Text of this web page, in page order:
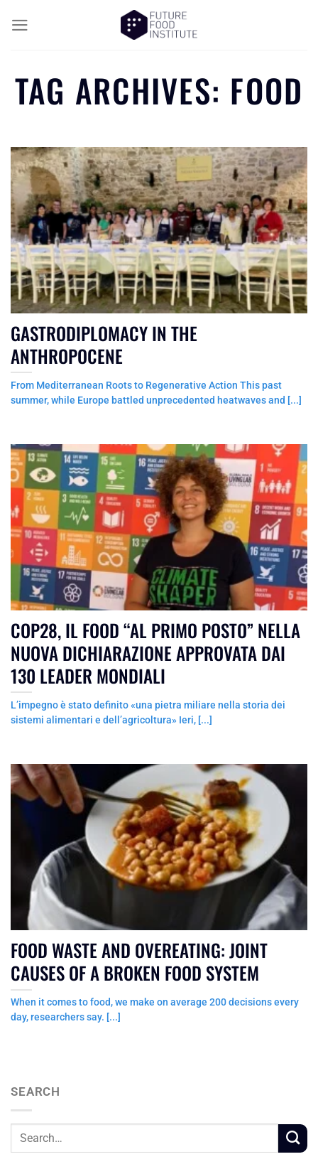
TAG ARCHIVES: FOOD
GASTRODIPLOMACY IN THE
ANTHROPOCENE
From Mediterranean Roots to Regenerative Action This past
summer, while Europe battled unprecedented heatwaves and [...]
COP28, IL FOOD “AL PRIMO POSTO” NELLA
NUOVA DICHIARAZIONE APPROVATA DAI
130 LEADER MONDIALI
L’impegno è stato definito «una pietra miliare nella storia dei
sistemi alimentari e dell’agricoltura» Ieri, [...]
FOOD WASTE AND OVEREATING: JOINT
CAUSES OF A BROKEN FOOD SYSTEM
When it comes to food, we make on average 200 decisions every
day, researchers say. [...]
SEARCH